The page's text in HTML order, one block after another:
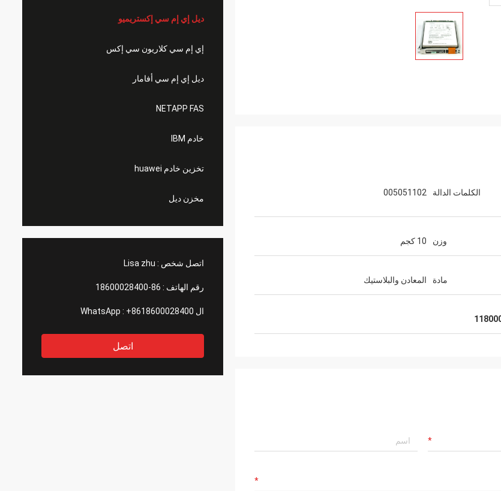
ديل إي إم سي إكستريميو
إي إم سي كلاريون سي إكس
ديل إي إم سي أفامار
NETAPP FAS
خادم IBM
تخزين خادم huawei
مخزن ديل
اتصل شخص : Lisa zhu
رقم الهاتف : 86-18600028400
ال WhatsApp : +8618600028400
اتصل
الكلمات الدالة 005051102
وزن 10 كجم
مادة المعادن والبلاستيك